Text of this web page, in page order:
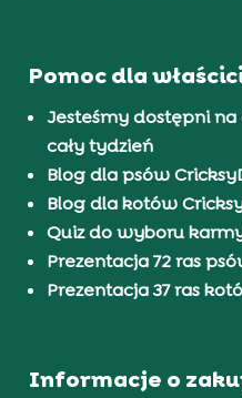
Pomoc dla
Jesteśmy dostępni
cały tydzień
Blog dla psów
Blog dla kotów
Quiz do wyboru
Prezentacja 72 ras
Prezentacja 37 ras
Informacje o